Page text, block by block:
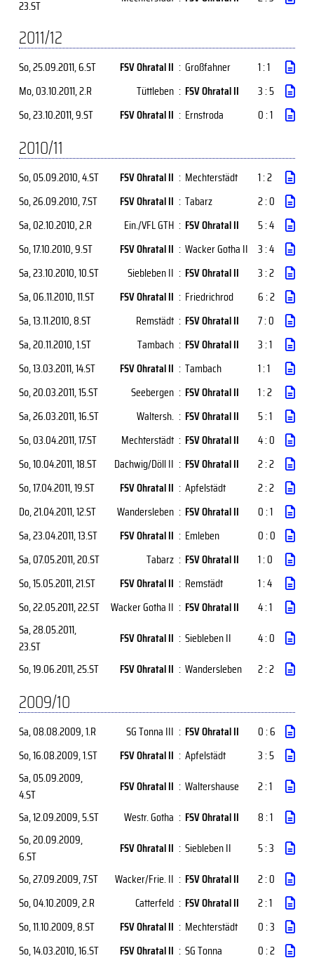
23.ST
2011/12
So, 25.09.2011, 6.ST FSV Ohratal II : Großfahner
1 : 1
Mo, 03.10.2011, 2.R Tüttleben : FSV Ohratal II
3 : 5
So, 23.10.2011, 9.ST FSV Ohratal II : Ernstroda 0 : 1
2010/11
So, 05.09.2010, 4.ST FSV Ohratal II : Mechterstädt
1 : 2
So, 26.09.2010, 7.ST FSV Ohratal II : Tabarz
2 : 0
Sa, 02.10.2010, 2.R Ein./VFL GTH : FSV Ohratal II
5 : 4
So, 17.10.2010, 9.ST FSV Ohratal II : Wacker Gotha II 3 : 4
Sa, 23.10.2010, 10.ST Siebleben II : FSV Ohratal II
3 : 2
Sa, 06.11.2010, 11.ST FSV Ohratal II : Friedrichrod
6 : 2
Sa, 13.11.2010, 8.ST Remstädt : FSV Ohratal II
7 : 0
Sa, 20.11.2010, 1.ST Tambach : FSV Ohratal II
3 : 1
So, 13.03.2011, 14.ST FSV Ohratal II : Tambach
1 : 1
So, 20.03.2011, 15.ST Seebergen : FSV Ohratal II
1 : 2
Sa, 26.03.2011, 16.ST Waltersh. : FSV Ohratal II
5 : 1
So, 03.04.2011, 17.ST Mechterstädt : FSV Ohratal II
4 : 0
So, 10.04.2011, 18.ST Dachwig/Döll II : FSV Ohratal II
2 : 2
So, 17.04.2011, 19.ST FSV Ohratal II : Apfelstädt
2 : 2
Do, 21.04.2011, 12.ST Wandersleben : FSV Ohratal II
0 : 1
Sa, 23.04.2011, 13.ST FSV Ohratal II : Emleben
0 : 0
Sa, 07.05.2011, 20.ST Tabarz : FSV Ohratal II
1 : 0
So, 15.05.2011, 21.ST FSV Ohratal II : Remstädt
1 : 4
So, 22.05.2011, 22.ST Wacker Gotha II : FSV Ohratal II
4 : 1
Sa, 28.05.2011,
23.ST
FSV Ohratal II : Siebleben II
4 : 0
So, 19.06.2011, 25.ST FSV Ohratal II : Wandersleben 2 : 2
2009/10
Sa, 08.08.2009, 1.R SG Tonna III : FSV Ohratal II
0 : 6
So, 16.08.2009, 1.ST FSV Ohratal II : Apfelstädt
3 : 5
Sa, 05.09.2009,
4.ST
FSV Ohratal II : Waltershause
2 : 1
Sa, 12.09.2009, 5.ST Westr. Gotha : FSV Ohratal II
8 : 1
So, 20.09.2009,
6.ST
FSV Ohratal II : Siebleben II
5 : 3
So, 27.09.2009, 7.ST Wacker/Frie. II : FSV Ohratal II
2 : 0
So, 04.10.2009, 2.R Catterfeld : FSV Ohratal II
2 : 1
So, 11.10.2009, 8.ST FSV Ohratal II : Mechterstädt
0 : 3
So, 14.03.2010, 16.ST FSV Ohratal II : SG Tonna
0 : 2